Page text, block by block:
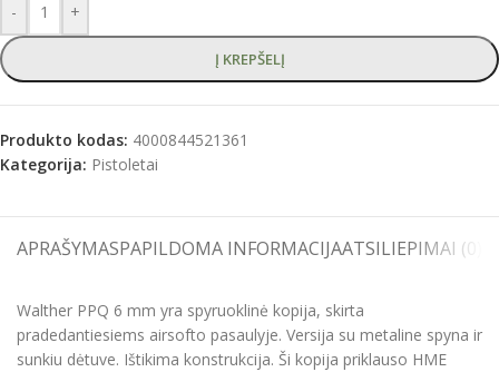
- +
Į KREPŠELĮ
Produkto kodas: 4000844521361
Kategorija: Pistoletai
APRAŠYMASPAPILDOMA INFORMACIJAATSILIEPIMAI (0)
Walther PPQ 6 mm yra spyruoklinė kopija, skirta
pradedantiesiems airsofto pasaulyje. Versija su metaline spyna ir
sunkiu dėtuve. Ištikima konstrukcija. Ši kopija priklauso HME